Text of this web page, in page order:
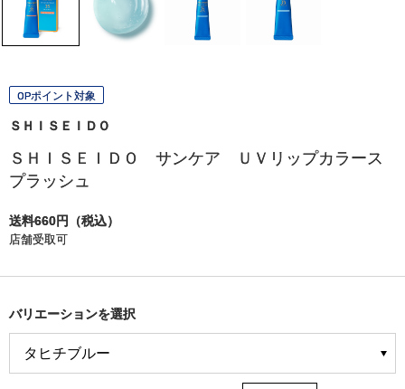
OPポイント対象
ＳＨＩＳＥＩＤＯ
ＳＨＩＳＥＩＤＯ サンケア ＵＶリップカラース
プラッシュ
送料660円（税込）
店舗受取可
バリエーションを選択